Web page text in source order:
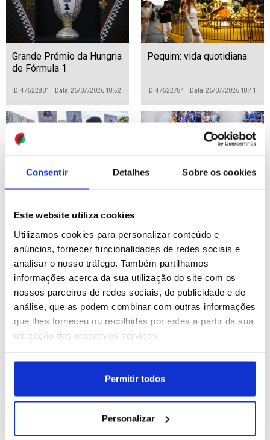
Consentir Detalhes Sobre os cookies
Este website utiliza cookies
Utilizamos cookies para personalizar conteúdo e
anúncios, fornecer funcionalidades de redes sociais e
analisar o nosso tráfego. Também partilhamos
informações acerca da sua utilização do site com os
nossos parceiros de redes sociais, de publicidade e de
análise, que as podem combinar com outras informações
que lhes forneceu ou recolhidas por estes a partir da sua
utilização dos respetivos serviços.
Permitir todos
Personalizar
Grande Prémio da Hungria
de Fórmula 1
ID: 47522801 Data: 26/07/2026 18:52
Pequim: vida quotidiana
ID: 47522784 Data: 26/07/2026 18:41
Manifestação e vigília do
"Dia de Ação pela
Abolição do ICE"
ID: 47522753 Data: 26/07/2026 18:38
31 IMAGENS
preparação para a
temporada 2026/27
ID: 47519698 Data: 25/07/2026 22:09
16 IMAGENS
Paramount Fight Night 17
23 IMAGENS
Troféu Cinco Violinos